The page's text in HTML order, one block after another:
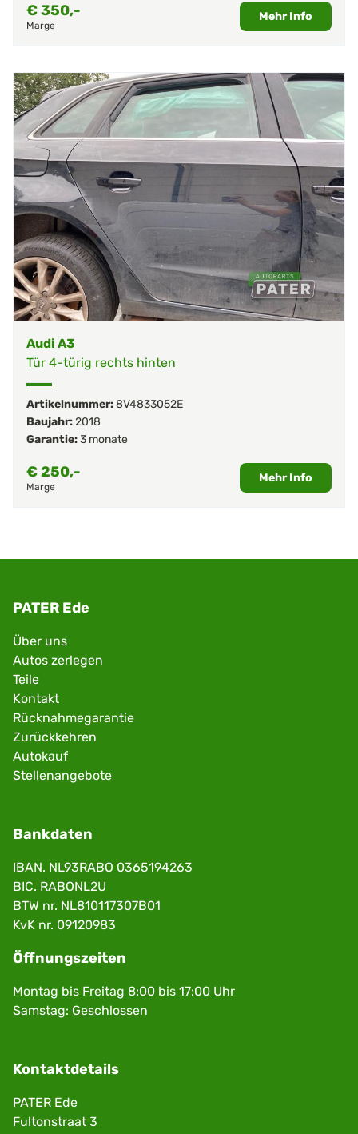
€350,-
Marge
Mehr Info
Audi A3
Tür 4-türig rechts hinten
Artikelnummer:8V4833052E
Baujahr:2018
Garantie:3 monate
€250,-
Marge
Mehr Info
PATER Ede
Über uns
Autos zerlegen
Teile
Kontakt
Rücknahmegarantie
Zurückkehren
Autokauf
Stellenangebote
Bankdaten
IBAN. NL93RABO 0365194263
BIC. RABONL2U
BTW nr. NL810117307B01
KvK nr. 09120983
Öffnungszeiten
Montag bis Freitag 8:00 bis 17:00 Uhr
Samstag: Geschlossen
Kontaktdetails
PATER Ede
Fultonstraat 3